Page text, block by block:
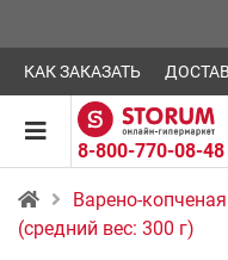
КАК ЗАКАЗАТЬ
8-800-770-08-48
Варено-
(средний вес: 300 г)